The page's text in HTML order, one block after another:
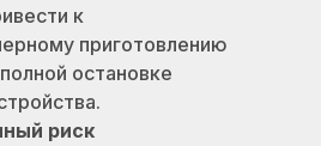
к
приготовлению
остановке
риск